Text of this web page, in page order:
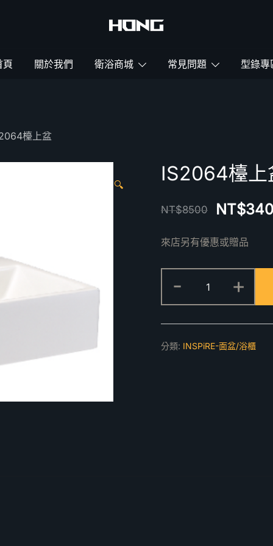
頁 關於我們 衛浴商城 常見問題 型錄專
檯上盆
🔍 IS2064檯上
NT$8500 NT$
來店另有優惠或贈品
-
檯
上
盆
數
+
分類: INSPiRE-面盆/浴櫃